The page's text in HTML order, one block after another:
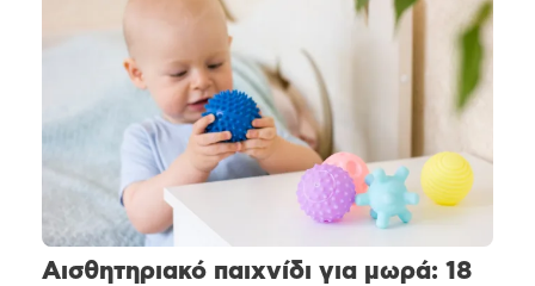
Αισθητηριακό παιχνίδι για μωρά: 18